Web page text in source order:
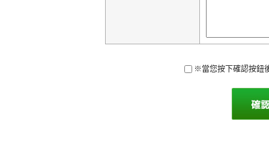
※當您按下確認按鈕